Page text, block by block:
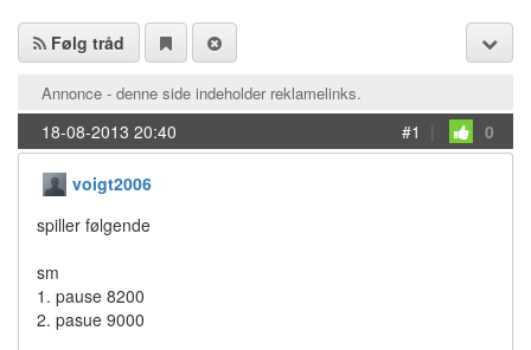
Følg tråd
Annonce - denne side indeholder reklamelinks.
18-08-2013 20:40 #1 | 0
voigt2006
spiller følgende
sm
1. pause 8200
2. pasue 9000